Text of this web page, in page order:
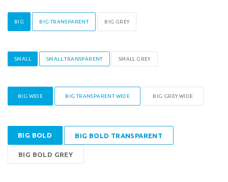
BIG BIG TRANSPARENT BIG GREY
SMALL SMALL TRANSPARENT SMALL GREY
BIG WIDE BIG TRANSPARENT WIDE BIG GREY WIDE
BIG BOLD BIG BOLD TRANSPARENT
BIG BOLD GREY